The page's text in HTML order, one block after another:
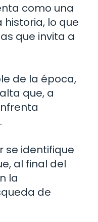
como una
lo que
que invita a
de la época,
que, a
se identifique
al final del
la
de